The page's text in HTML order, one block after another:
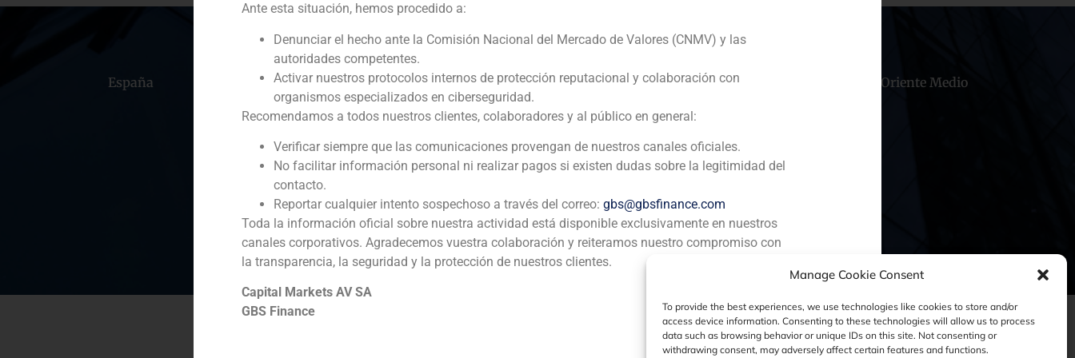
Manage Cookie Consent
To provide the best experiences, we use technologies like cookies to store and/or
access device information. Consenting to these technologies will allow us to process
data such as browsing behavior or unique IDs on this site. Not consenting or
withdrawing consent, may adversely affect certain features and functions.
España Colombia México Ecuador Perú Chile Oriente Medio
Política de Cookies Política de Privacidad Aviso Legal
GBS Finance ©2023
Ante esta situación, hemos procedido a:
Denunciar el hecho ante la Comisión Nacional del Mercado de Valores (CNMV) y las
autoridades competentes.
Activar nuestros protocolos internos de protección reputacional y colaboración con
organismos especializados en ciberseguridad.
Recomendamos a todos nuestros clientes, colaboradores y al público en general:
Verificar siempre que las comunicaciones provengan de nuestros canales oficiales.
No facilitar información personal ni realizar pagos si existen dudas sobre la legitimidad del
contacto.
Reportar cualquier intento sospechoso a través del correo: gbs@gbsfinance.com
Toda la información oficial sobre nuestra actividad está disponible exclusivamente en nuestros
canales corporativos. Agradecemos vuestra colaboración y reiteramos nuestro compromiso con
la transparencia, la seguridad y la protección de nuestros clientes.
Capital Markets AV SA
GBS Finance